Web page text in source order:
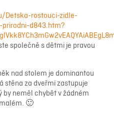
Detska-rostouci-zidle-
prirodni-d843.htm?
společně s dětmi je pravou
nad stolem je dominantou
stěna za dveřmi zastupuje
by neměl chybět v žádném
🙂